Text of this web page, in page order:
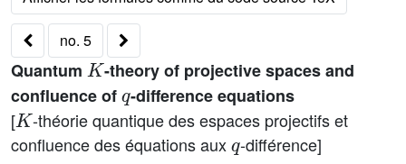
no. 5
Quantum
K
-theory of projective spaces and
confluence of
q
-difference equations
[K-théorie quantique des espaces projectifs et
confluence des équations auxq-différence]